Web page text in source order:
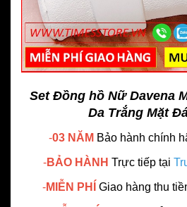
Set Đồng hồ Nữ Davena
Da Trắng Mặt
-03 NĂM Bảo hành chính
-BẢO HÀNH Trực tiếp tại
-MIỄN PHÍ Giao hàng thu